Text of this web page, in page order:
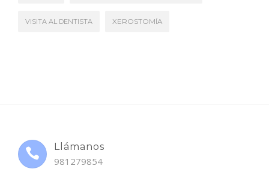
VISITA AL DENTISTA XEROSTOMÍA
Llámanos
981279854